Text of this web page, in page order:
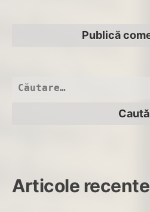
Caută
Articole recente